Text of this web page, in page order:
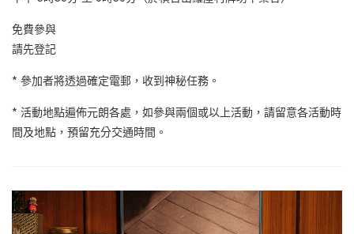
免費參與
請先登記
* 參加者將透過確定電郵，收到神秘任務。
* 活動地點遍佈元朗各處，如參與兩個或以上活動，請留意各活動時
間及地點，預留充分交通時間。